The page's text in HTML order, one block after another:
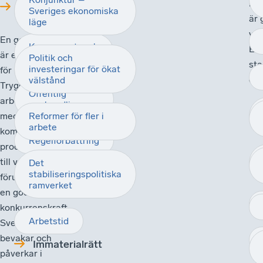
Arbetsmiljö
En god arbetsmiljö
är en självklarhet
för näringslivet.
Trygga och säkra
arbetsplatser där
medarbetarnas
kompetens och
produktivitet tas
till vara skapar
förutsättningar för
en god
konkurrenskraft.
Svenskt Näringsliv
bevakar och
påverkar i
Konkurrens
Konsument- och
marknadsrätt
Offentlig
upphandling
Regelförbättring
Antikorruption
Immaterialrätt
Sveriges ekonomiska
läge
Politik och
investeringar för ökat
välstånd
Reformer för fler i
arbete
Det
stabiliseringspolitiska
ramverket
Arbetstid
är